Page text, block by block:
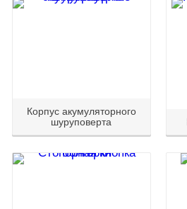
Корпус акумуляторного
шуруповерта